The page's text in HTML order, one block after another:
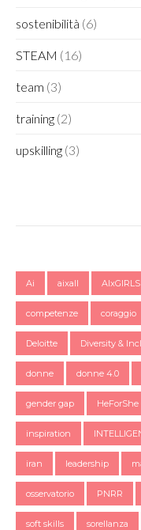
sostenibilità (6)
STEAM (16)
team (3)
training (2)
upskilling (3)
Ai aixall AIxGIRLS
competenze coraggio
Deloitte Diversity &
donne donne 4.0
gender gap HeForShe
inspiration
iran leadership
osservatorio PNRR
soft skills sorellanza